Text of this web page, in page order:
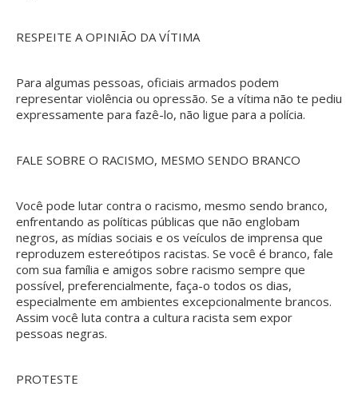
RESPEITE A OPINIÃO DA VÍTIMA
Para algumas pessoas, oficiais armados podem
representar violência ou opressão. Se a vítima não te pediu
expressamente para fazê-lo, não ligue para a polícia.
FALE SOBRE O RACISMO, MESMO SENDO BRANCO
Você pode lutar contra o racismo, mesmo sendo branco,
enfrentando as políticas públicas que não englobam
negros, as mídias sociais e os veículos de imprensa que
reproduzem estereótipos racistas. Se você é branco, fale
com sua família e amigos sobre racismo sempre que
possível, preferencialmente, faça-o todos os dias,
especialmente em ambientes excepcionalmente brancos.
Assim você luta contra a cultura racista sem expor
pessoas negras.
PROTESTE